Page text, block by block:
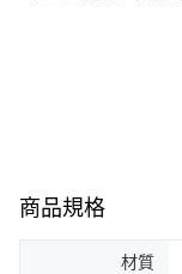
商品規格
材質